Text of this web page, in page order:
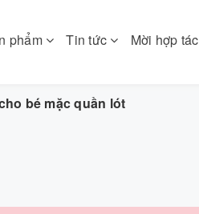
phẩm Tin tức Mời hợp tác
bé mặc quần lót